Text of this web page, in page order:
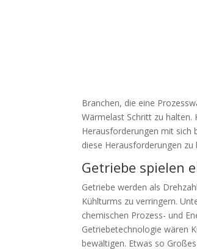
Branchen, die eine
Wärmelast Schritt zu
Herausforderungen mit sich
diese Herausforderungen
Getriebe spielen
Getriebe werden als
Kühlturms zu verringern.
chemischen Prozess- und
Getriebetechnologie wären
bewältigen. Etwas so